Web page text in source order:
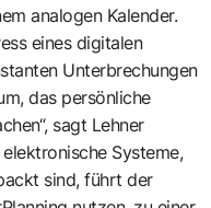
analogen Kalender.
eines digitalen
Unterbrechungen
das persönliche
sagt Lehner
Systeme,
sind, führt der